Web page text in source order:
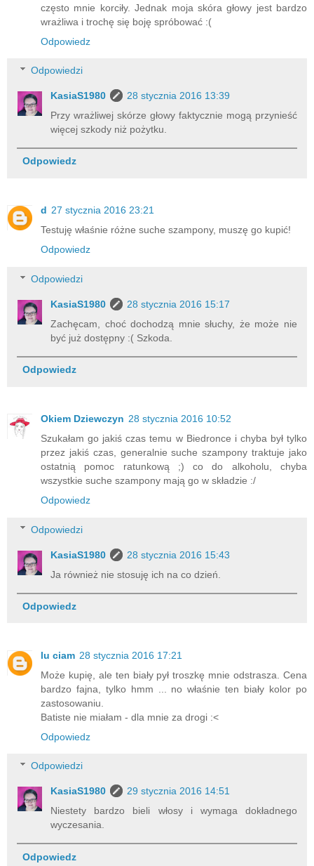
często mnie korciły. Jednak moja skóra głowy jest bardzo
wrażliwa i trochę się boję spróbować :(
Odpowiedz
Odpowiedzi
KasiaS1980
28 stycznia 2016 13:39
Przy wrażliwej skórze głowy faktycznie mogą przynieść
więcej szkody niż pożytku.
Odpowiedz
d 27 stycznia 2016 23:21
Testuję właśnie różne suche szampony, muszę go kupić!
Odpowiedz
Odpowiedzi
KasiaS1980
28 stycznia 2016 15:17
Zachęcam, choć dochodzą mnie słuchy, że może nie
być już dostępny :( Szkoda.
Odpowiedz
Okiem Dziewczyn 28 stycznia 2016 10:52
Szukałam go jakiś czas temu w Biedronce i chyba był tylko
przez jakiś czas, generalnie suche szampony traktuje jako
ostatnią pomoc ratunkową ;) co do alkoholu, chyba
wszystkie suche szampony mają go w składzie :/
Odpowiedz
Odpowiedzi
KasiaS1980
28 stycznia 2016 15:43
Ja również nie stosuję ich na co dzień.
Odpowiedz
lu ciam 28 stycznia 2016 17:21
Może kupię, ale ten biały pył troszkę mnie odstrasza. Cena
bardzo fajna, tylko hmm ... no właśnie ten biały kolor po
zastosowaniu.
Batiste nie miałam - dla mnie za drogi :<
Odpowiedz
Odpowiedzi
KasiaS1980
29 stycznia 2016 14:51
Niestety bardzo bieli włosy i wymaga dokładnego
wyczesania.
Odpowiedz